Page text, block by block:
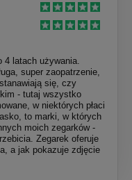
4 latach używania.
super zaopatrzenie,
się, czy
- tutaj wszystko
w niektórych płaci
to marki, w których
moich zegarków -
Zegarek oferuje
a jak pokazuje zdjęcie